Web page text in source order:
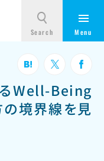
るWell-Being
の境界線を見